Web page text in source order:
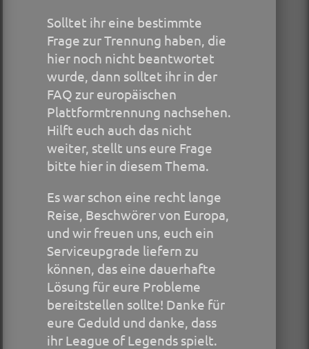
Solltet ihr eine bestimmte
Frage zur Trennung haben, die
hier noch nicht beantwortet
wurde, dann solltet ihr in der
FAQ zur europäischen
Plattformtrennung nachsehen.
Hilft euch auch das nicht
weiter, stellt uns eure Frage
bitte hier in diesem Thema.
Es war schon eine recht lange
Reise, Beschwörer von Europa,
und wir freuen uns, euch ein
Serviceupgrade liefern zu
können, das eine dauerhafte
Lösung für eure Probleme
bereitstellen sollte! Danke für
eure Geduld und danke, dass
ihr League of Legends spielt.